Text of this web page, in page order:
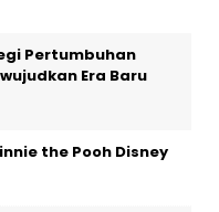
Pertumbuhan
Era Baru
the Pooh Disney